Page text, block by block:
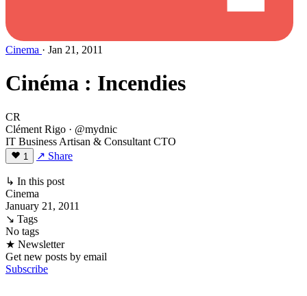
Cinema · Jan 21, 2011
Cinéma : Incendies
CR
Clément Rigo · @mydnic
IT Business Artisan & Consultant CTO
1 ↗ Share
↳ In this post
Cinema
January 21, 2011
↘ Tags
No tags
★ Newsletter
Get new posts by email
Subscribe